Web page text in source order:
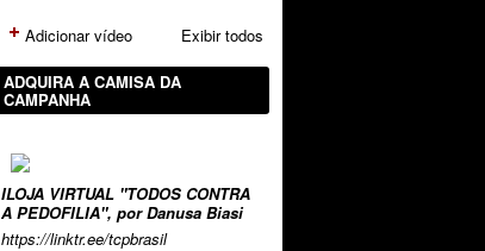
Adicionar vídeo Exibir todos
ADQUIRA A CAMISA DA
CAMPANHA
ILOJA VIRTUAL "TODOS CONTRA
A PEDOFILIA", por Danusa Biasi
https://linktr.ee/tcpbrasil